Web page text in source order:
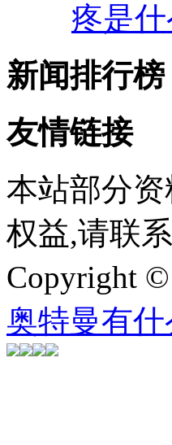
疼是
新闻排行榜
友情链接
本站部分
权益,请联
Copyright
奥特曼有什